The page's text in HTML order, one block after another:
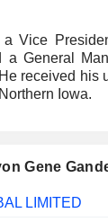
Vice
a General
received his
Iowa.
Gene
Beginn
LIMITED